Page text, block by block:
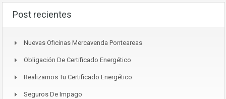
Post recientes
Nuevas Oficinas Mercavenda Ponteareas
Obligación De Certificado Energético
Realizamos Tu Certificado Energético
Seguros De Impago